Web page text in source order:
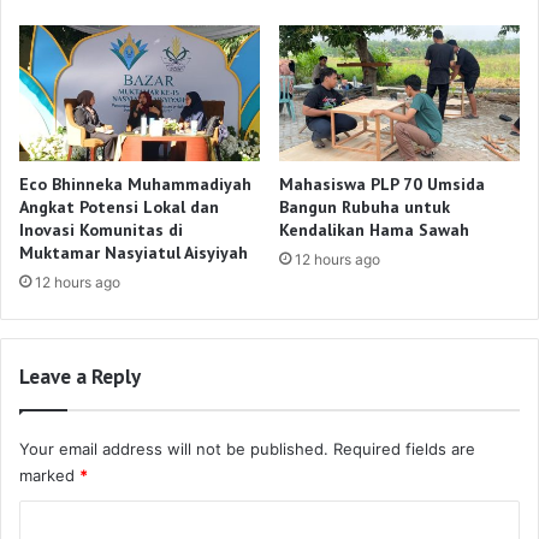
Eco Bhinneka Muhammadiyah
Angkat Potensi Lokal dan
Inovasi Komunitas di
Muktamar Nasyiatul Aisyiyah
12 hours ago
Mahasiswa PLP 70 Umsida
Bangun Rubuha untuk
Kendalikan Hama Sawah
12 hours ago
Leave a Reply
Your email address will not be published. Required fields are
marked *